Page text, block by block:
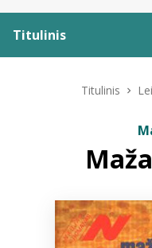
Titulinis
ELVIS atvyksta
Naujienos
Titulinis